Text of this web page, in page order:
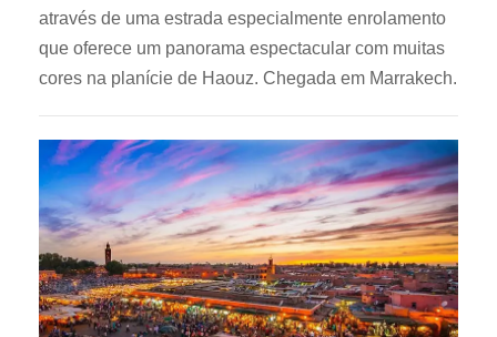
através de uma estrada especialmente enrolamento
que oferece um panorama espectacular com muitas
cores na planície de Haouz. Chegada em Marrakech.